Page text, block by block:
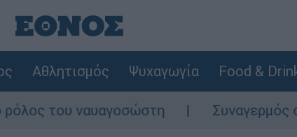
Αθλητισμός Ψυχαγωγία Food &
Συναγερμός στην